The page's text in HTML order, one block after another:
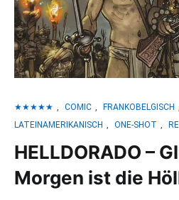
★★★★★ , COMIC , FRANKOBELGISCH ,
LATEINAMERIKANISCH , ONE-SHOT ,
HELLDORADO –
Morgen ist die